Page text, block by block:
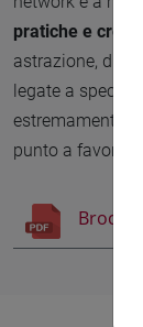
pratiche e
astrazione, di
legate a
estremamente
punto a favore